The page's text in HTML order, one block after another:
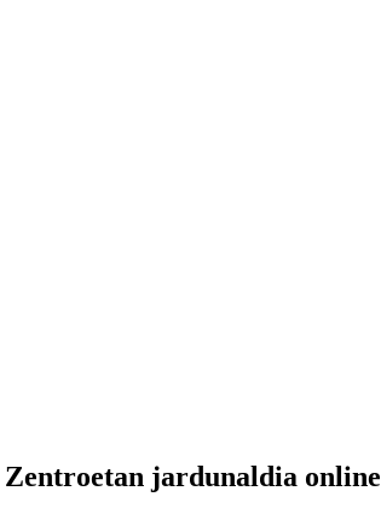
jardunaldia online